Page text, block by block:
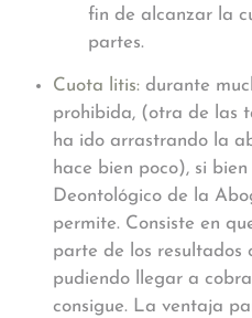
fin de alcanzar la
partes.
Cuota litis: durante
prohibida, (otra de las
ha ido arrastrando la
hace bien poco), si
Deontológico de la
permite. Consiste en
parte de los resultados
pudiendo llegar a
consigue. La ventaja